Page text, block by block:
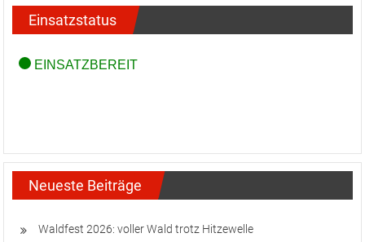
Einsatzstatus
Neueste Beiträge
Waldfest 2026: voller Wald trotz Hitzewelle